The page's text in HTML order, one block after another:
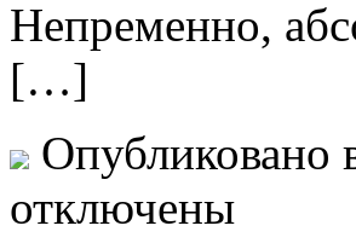
Непременно,
[…]
Опубликовано
отключены